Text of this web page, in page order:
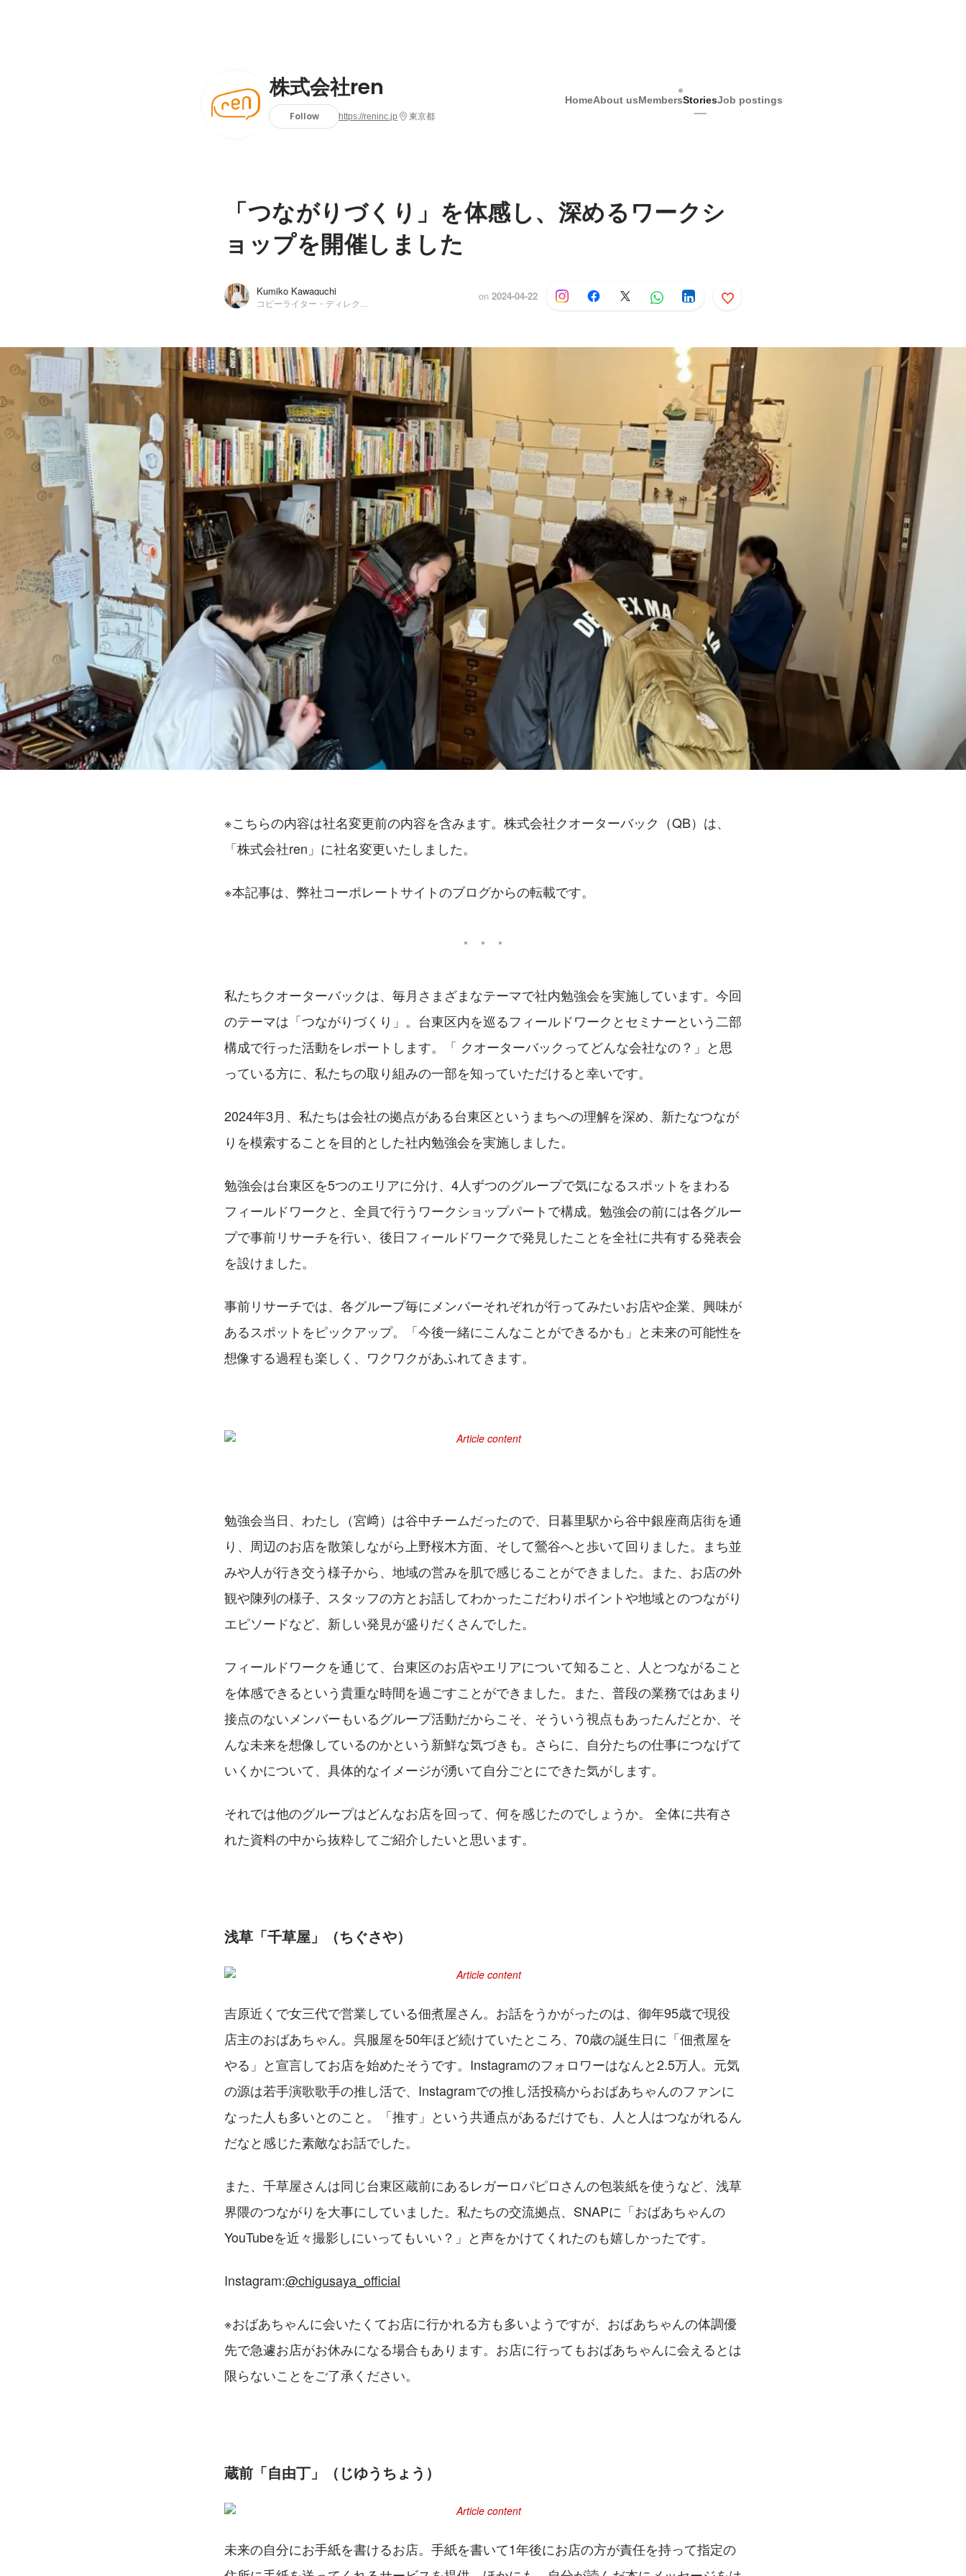
株式会社ren
Follow https://reninc.jp 東京都
HomeAbout usMembersStoriesJob postings
「つながりづくり」を体感し、深めるワークシ
ョップを開催しました
Kumiko Kawaguchi on 2024-04-22
※こちらの内容は社名変更前の内容を含みます。株式会社クオーターバック（QB）は、
「株式会社ren」に社名変更いたしました。
※本記事は、弊社コーポレートサイトのブログからの転載です。
私たちクオーターバックは、毎月さまざまなテーマで社内勉強会を実施しています。今回
のテーマは「つながりづくり」。台東区内を巡るフィールドワークとセミナーという二部
構成で行った活動をレポートします。「 クオーターバックってどんな会社なの？」と思
っている方に、私たちの取り組みの一部を知っていただけると幸いです。
2024年3月、私たちは会社の拠点がある台東区というまちへの理解を深め、新たなつなが
りを模索することを目的とした社内勉強会を実施しました。
勉強会は台東区を5つのエリアに分け、4人ずつのグループで気になるスポットをまわる
フィールドワークと、全員で行うワークショップパートで構成。勉強会の前には各グルー
プで事前リサーチを行い、後日フィールドワークで発見したことを全社に共有する発表会
を設けました。
事前リサーチでは、各グループ毎にメンバーそれぞれが行ってみたいお店や企業、興味が
あるスポットをピックアップ。「今後一緒にこんなことができるかも」と未来の可能性を
想像する過程も楽しく、ワクワクがあふれてきます。
勉強会当日、わたし（宮﨑）は谷中チームだったので、日暮里駅から谷中銀座商店街を通
り、周辺のお店を散策しながら上野桜木方面、そして鶯谷へと歩いて回りました。まち並
みや人が行き交う様子から、地域の営みを肌で感じることができました。また、お店の外
観や陳列の様子、スタッフの方とお話してわかったこだわりポイントや地域とのつながり
エピソードなど、新しい発見が盛りだくさんでした。
フィールドワークを通じて、台東区のお店やエリアについて知ること、人とつながること
を体感できるという貴重な時間を過ごすことができました。また、普段の業務ではあまり
接点のないメンバーもいるグループ活動だからこそ、そういう視点もあったんだとか、そ
んな未来を想像しているのかという新鮮な気づきも。さらに、自分たちの仕事につなげて
いくかについて、具体的なイメージが湧いて自分ごとにできた気がします。
それでは他のグループはどんなお店を回って、何を感じたのでしょうか。 全体に共有さ
れた資料の中から抜粋してご紹介したいと思います。
浅草「千草屋」（ちぐさや）
吉原近くで女三代で営業している佃煮屋さん。お話をうかがったのは、御年95歳で現役
店主のおばあちゃん。呉服屋を50年ほど続けていたところ、70歳の誕生日に「佃煮屋を
やる」と宣言してお店を始めたそうです。Instagramのフォロワーはなんと2.5万人。元気
の源は若手演歌歌手の推し活で、Instagramでの推し活投稿からおばあちゃんのファンに
なった人も多いとのこと。「推す」という共通点があるだけでも、人と人はつながれるん
だなと感じた素敵なお話でした。
また、千草屋さんは同じ台東区蔵前にあるレガーロパピロさんの包装紙を使うなど、浅草
界隈のつながりを大事にしていました。私たちの交流拠点、SNAPに「おばあちゃんの
YouTubeを近々撮影しにいってもいい？」と声をかけてくれたのも嬉しかったです。
Instagram:@chigusaya_official
※おばあちゃんに会いたくてお店に行かれる方も多いようですが、おばあちゃんの体調優
先で急遽お店がお休みになる場合もあります。お店に行ってもおばあちゃんに会えるとは
限らないことをご了承ください。
蔵前「自由丁」（じゆうちょう）
未来の自分にお手紙を書けるお店。手紙を書いて1年後にお店の方が責任を持って指定の
Kumiko Kawaguchi
株式会社ren / コピーライター・ディレクター